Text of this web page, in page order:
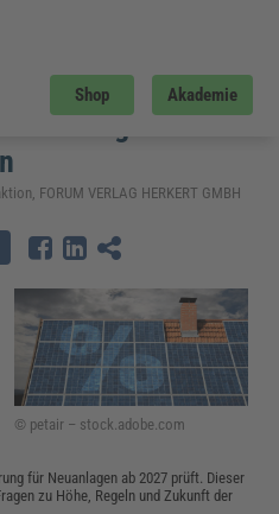
Shop Akademie
geltende Regeln und geplante
2026:
Regeln und
FORUM VERLAG HERKERT GMBH
© petair – stock.adobe.com
für Neuanlagen ab 2027 prüft. Dieser
zu Höhe, Regeln und Zukunft der